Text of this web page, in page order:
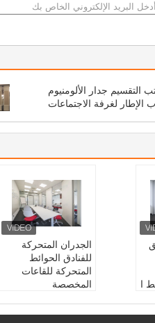
التقسيم جدار الألومنيوم
الإطار لغرفة الاجتماعات
الجدران المتحركة
للفنادق الحوائط
المتحركة للقاعات
المخصصة
ا